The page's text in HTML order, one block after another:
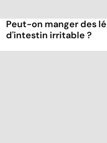
Peut-on manger des
d'intestin irritable ?